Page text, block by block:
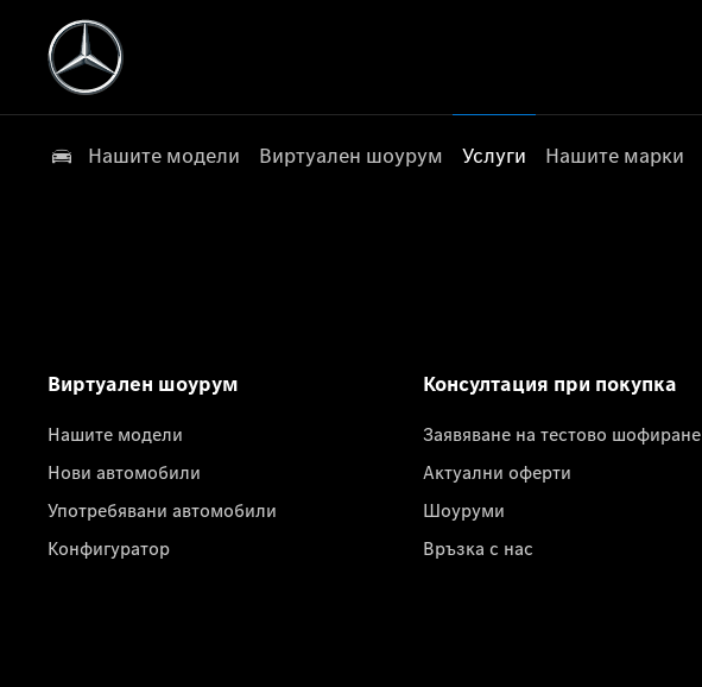
Нашите модели Виртуален шоурум Услуги Нашите марки
Виртуален шоурум
Нашите модели
Нови автомобили
Употребявани автомобили
Конфигуратор
Консултация при покупка
Заявяване на тестово шофиране
Актуални оферти
Шоуруми
Връзка с нас